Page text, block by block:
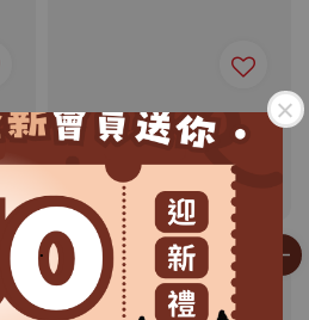
.
GO CAT／逗貓棒替換頭
／小蜜蜂
Regular
price
MOP$ 68.0